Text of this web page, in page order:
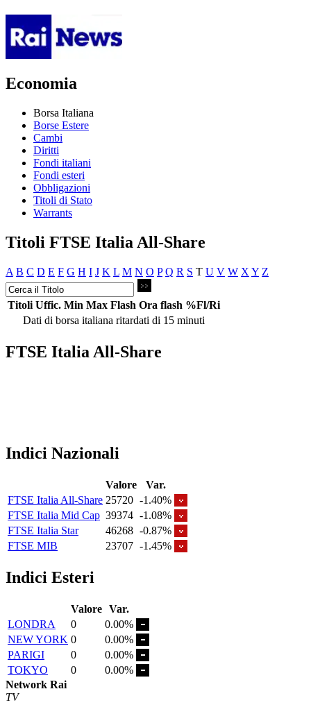
Economia
Borsa Italiana
Borse Estere
Cambi
Diritti
Fondi italiani
Fondi esteri
Obbligazioni
Titoli di Stato
Warrants
Titoli FTSE Italia All-Share
A B C D E F G H I J K L M N O P Q R S T U V W X Y Z
Titoli Uffic. Min Max Flash Ora flash %Fl/Ri
Dati di borsa italiana ritardati di 15 minuti
FTSE Italia All-Share
Indici Nazionali
Valore
Var.
FTSE Italia All-Share 25720 -1.40%
FTSE Italia Mid Cap 39374 -1.08%
FTSE Italia Star
46268 -0.87%
FTSE MIB
23707 -1.45%
Indici Esteri
Valore Var.
LONDRA
0
0.00%
NEW YORK 0
0.00%
PARIGI
0
0.00%
TOKYO
0
0.00%
Network Rai
TV